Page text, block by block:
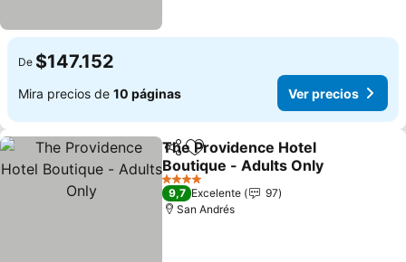
De $147.152
Mira precios de 10 páginas Ver precios
CompartirAgregar a favoritos
The Providence Hotel
Boutique - Adults Only
4 Estrellas
9,7 Excelente
97
San Andrés